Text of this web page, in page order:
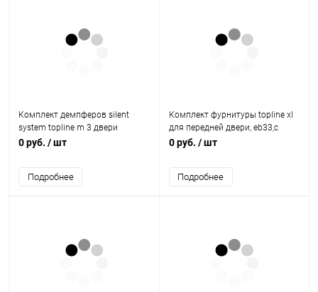
Комплект демпферов silent
system topline m 3 двери
9144902 Hettich
0 руб. / шт
Подробнее
Комплект фурнитуры topline xl
для передней двери, eb33,с
синхронизацией для 4-х дверей
0 руб. / шт
Подробнее